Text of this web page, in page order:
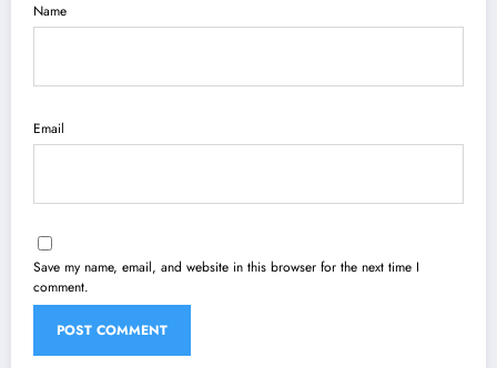
Name
Email
Save my name, email, and website in this browser for the next time I
comment.